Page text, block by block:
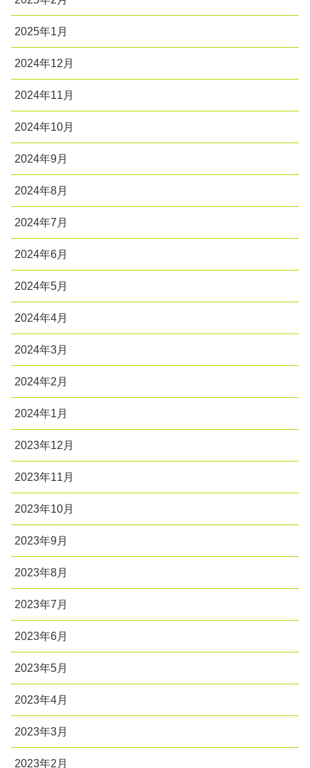
2025年1月
2024年12月
2024年11月
2024年10月
2024年9月
2024年8月
2024年7月
2024年6月
2024年5月
2024年4月
2024年3月
2024年2月
2024年1月
2023年12月
2023年11月
2023年10月
2023年9月
2023年8月
2023年7月
2023年6月
2023年5月
2023年4月
2023年3月
2023年2月